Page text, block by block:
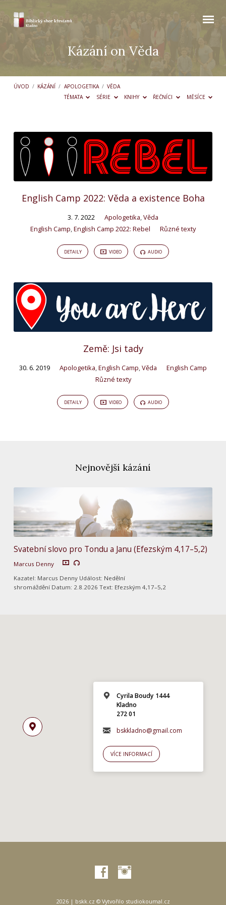
Kázání on Věda
ÚVOD / KÁZÁNÍ / APOLOGETIKA / VĚDA
TÉMATA
SÉRIE KNIHY ŘEČNÍCI MĚSÍCE
Kázání
on
Věda
English Camp 2022: Věda a existence Boha
3. 7. 2022 Apologetika Věda
English Camp English Camp 2022: Rebel Různé texty
DETAILY VIDEO AUDIO
Země: Jsi tady
30. 6. 2019 Apologetika,English Camp,Věda
English Camp
Různé texty
DETAILY VIDEO AUDIO
Nejnovější kázání
Svatební slovo pro Tondu a Janu (Efezským 4,17–5,2)
Marcus Denny
Kazatel: Marcus Denny Událost: Nedělní
shromáždění Datum: 2.8.2026 Text: Efezským 4,17–5,2
Cyrila Boudy 1444
Kladno
272 01
bskkladno@gmail.com
VÍCE INFORMACÍ
2026 | bskk.cz © Vytvořilo studiokoumal.cz